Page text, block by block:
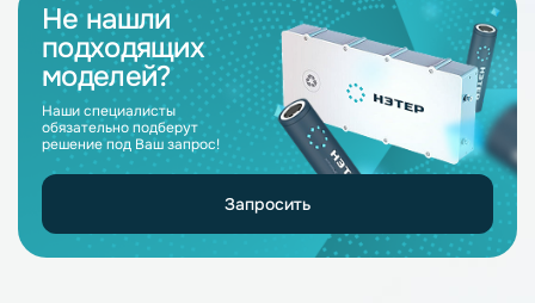
Не нашли
подходящих
моделей?
Наши специалисты
обязательно подберут
решение под Ваш запрос!
Запросить